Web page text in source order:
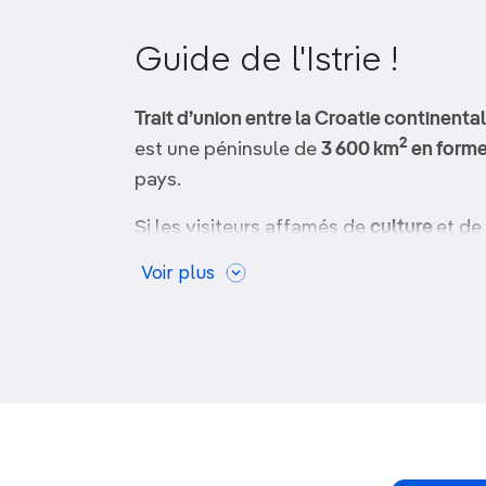
ANTARCTIQUE
TOP VILLES
Guide de l'Istrie !
Trait d’union entre la Croatie
est une péninsule de 3 600 km2 en
pays.
Si les visiteurs affamés de culture et de
perchés, les hôtels de campagne et
vallonnés et des plaines fertiles de
Voir plus